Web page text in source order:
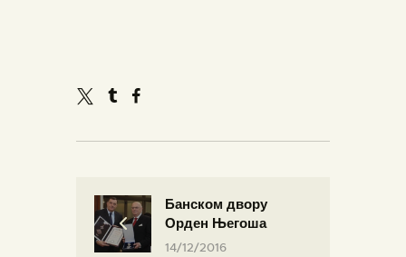
Банском двору
Орден Његоша
14/12/2016